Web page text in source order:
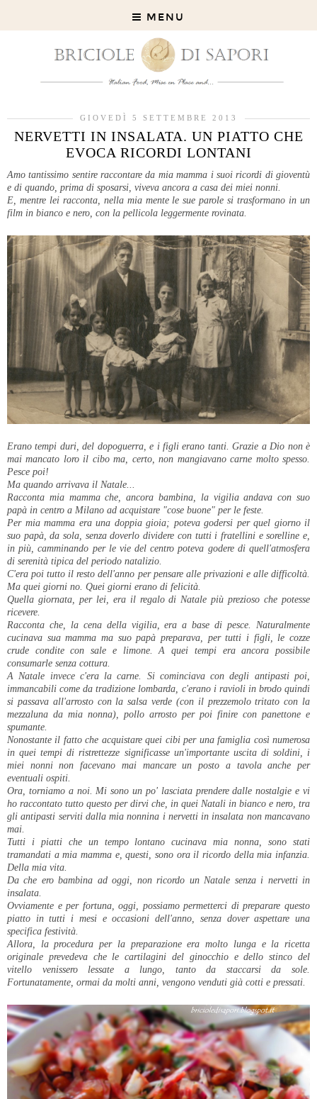
MENU
GIOVEDÌ 5 SETTEMBRE 2013
NERVETTI IN INSALATA. UN PIATTO CHE
EVOCA RICORDI LONTANI
Amo tantissimo sentire raccontare da mia mamma i suoi ricordi di gioventù
e di quando, prima di sposarsi, viveva ancora a casa dei miei nonni.
E, mentre lei racconta, nella mia mente le sue parole si trasformano in un
film in bianco e nero, con la pellicola leggermente rovinata.
Erano tempi duri, del dopoguerra, e i figli erano tanti. Grazie a Dio non è
mai mancato loro il cibo ma, certo, non mangiavano carne molto spesso.
Pesce poi!
Ma quando arrivava il Natale...
Racconta mia mamma che, ancora bambina, la vigilia andava con suo
papà in centro a Milano ad acquistare "cose buone" per le feste.
Per mia mamma era una doppia gioia; poteva godersi per quel giorno il
suo papà, da sola, senza doverlo dividere con tutti i fratellini e sorelline e,
in più, camminando per le vie del centro poteva godere di quell'atmosfera
di serenità tipica del periodo natalizio.
C'era poi tutto il resto dell'anno per pensare alle privazioni e alle difficoltà.
Ma quei giorni no. Quei giorni erano di felicità.
Quella giornata, per lei, era il regalo di Natale più prezioso che potesse
ricevere.
Racconta che, la cena della vigilia, era a base di pesce. Naturalmente
cucinava sua mamma ma suo papà preparava, per tutti i figli, le cozze
crude condite con sale e limone. A quei tempi era ancora possibile
consumarle senza cottura.
A Natale invece c'era la carne. Si cominciava con degli antipasti poi,
immancabili come da tradizione lombarda, c'erano i ravioli in brodo quindi
si passava all'arrosto con la salsa verde (con il prezzemolo tritato con la
mezzaluna da mia nonna), pollo arrosto per poi finire con panettone e
spumante.
Nonostante il fatto che acquistare quei cibi per una famiglia così numerosa
in quei tempi di ristrettezze significasse un'importante uscita di soldini, i
miei nonni non facevano mai mancare un posto a tavola anche per
eventuali ospiti.
Ora, torniamo a noi. Mi sono un po' lasciata prendere dalle nostalgie e vi
ho raccontato tutto questo per dirvi che, in quei Natali in bianco e nero, tra
gli antipasti serviti dalla mia nonnina i nervetti in insalata non mancavano
mai.
Tutti i piatti che un tempo lontano cucinava mia nonna, sono stati
tramandati a mia mamma e, questi, sono ora il ricordo della mia infanzia.
Della mia vita.
Da che ero bambina ad oggi, non ricordo un Natale senza i nervetti in
insalata.
Ovviamente e per fortuna, oggi, possiamo permetterci di preparare questo
piatto in tutti i mesi e occasioni dell'anno, senza dover aspettare una
specifica festività.
Allora, la procedura per la preparazione era molto lunga e la ricetta
originale prevedeva che le cartilagini del ginocchio e dello stinco del
vitello venissero lessate a lungo, tanto da staccarsi da sole.
Fortunatamente, ormai da molti anni, vengono venduti già cotti e pressati.